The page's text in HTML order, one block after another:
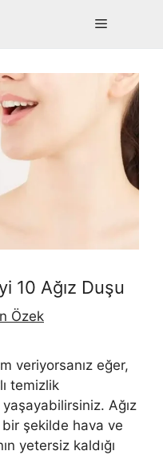
Menü
10 Ağız Duşu
Özek
veriyorsanız eğer,
temizlik
Ağız
bir şekilde hava ve
yetersiz kaldığı